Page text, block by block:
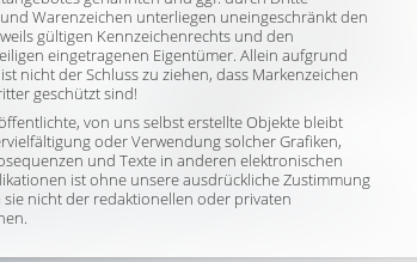
Warenzeichen unterliegen uneingeschränkt den
gültigen Kennzeichenrechts und den
eingetragenen Eigentümer. Allein aufgrund
nicht der Schluss zu ziehen, dass Markenzeichen
geschützt sind!
von uns selbst erstellte Objekte bleibt
oder Verwendung solcher Grafiken,
und Texte in anderen elektronischen
ist ohne unsere ausdrückliche Zustimmung
nicht der redaktionellen oder privaten